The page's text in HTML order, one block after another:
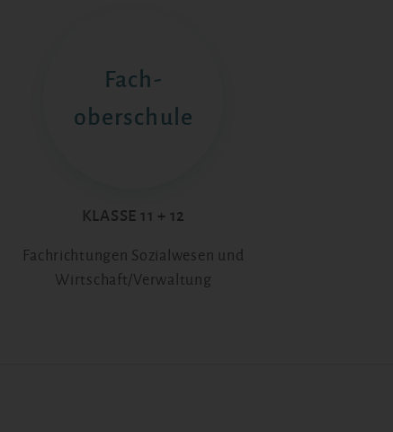
Fach-
oberschule
KLASSE 11 + 12
Fachrichtungen Sozialwesen und
Wirtschaft/Verwaltung